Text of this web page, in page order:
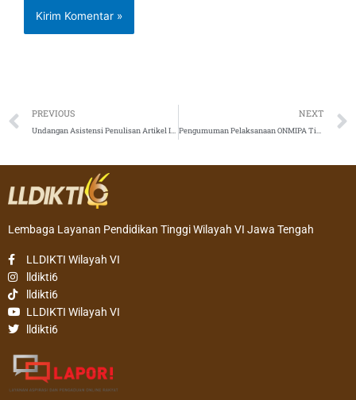
Prev
PREVIOUS
Undangan Asistensi Penulisan Artikel Ilmiah Pada Jurnal Bereputasi Tahun 2022
NEXT
Pengumuman Pelaksanaan ONMIPA Tingkat Wilayah Tahun 2022
Lembaga Layanan Pendidikan Tinggi Wilayah VI Jawa Tengah
LLDIKTI Wilayah VI
lldikti6
lldikti6
LLDIKTI Wilayah VI
lldikti6